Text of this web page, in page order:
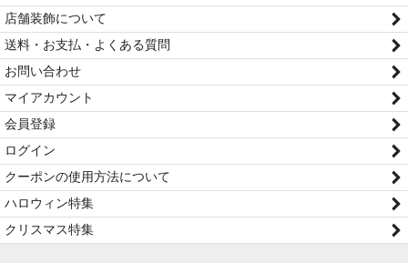
店舗装飾について
送料・お支払・よくある質問
お問い合わせ
マイアカウント
会員登録
ログイン
クーポンの使用方法について
ハロウィン特集
クリスマス特集